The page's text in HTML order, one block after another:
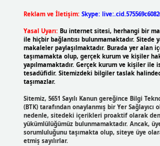
Reklam ve İletişim: Skype:
Yasal Uyarı: Bu internet sitesi, herhangi bir
ile hiçbir bağlantısı bulunmamaktadır. Sitede
makaleler paylaşılmaktadır. Burada yer alan
taşımamakta olup, gerçek kurum ve kişiler
yapılmamaktadır. Gerçek kurum ve kişiler ile
tesadüfidir. Sitemizdeki bilgiler taslak
taşımazlar.
Sitemiz, 5651 Sayılı Kanun gereğince Bilgi
(BTK) tarafından onaylanmış bir Yer
nedenle, sitedeki içerikleri proaktif olarak
yükümlülüğümüz bulunmamaktadır. Ancak,
sorumluluğunu taşımakta olup, siteye üye
etmiş sayılırlar.